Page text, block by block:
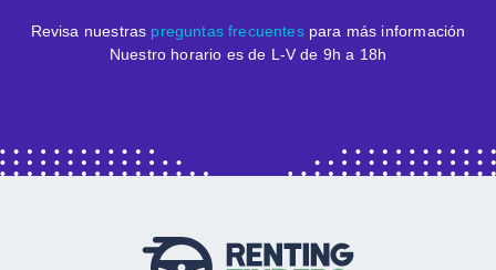
Revisa nuestras preguntas frecuentespara más información
Nuestro horario es de L-V de 9h a 18h